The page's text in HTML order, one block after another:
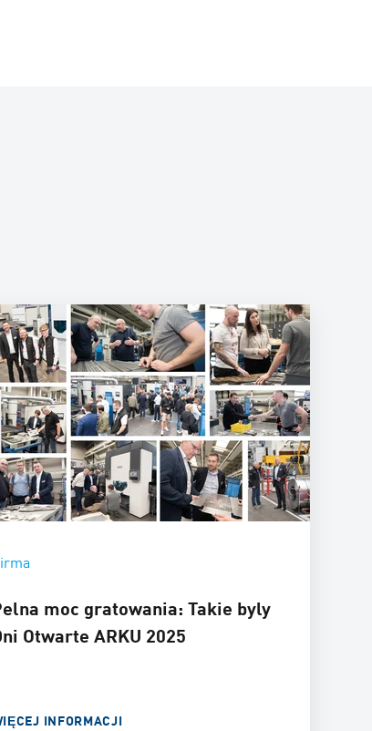
moc gratowania: Takie byly
Otwarte ARKU 2025
INFORMACJI